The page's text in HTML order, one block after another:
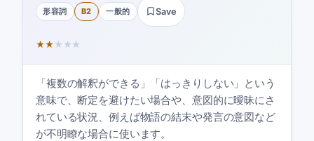
形容詞 B2 一般的 Save
★★ ★ ★ ★
「複数の解釈ができる」「はっきりしない」という
意味で、断定を避けたい場合や、意図的に曖昧にさ
れている状況、例えば物語の結末や発言の意図など
が不明瞭な場合に使います。